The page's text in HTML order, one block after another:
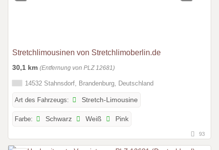
Stretchlimousinen von Stretchlimoberlin.de
30,1 km (Entfernung von PLZ 12681)
14532 Stahnsdorf, Brandenburg, Deutschland
Art des Fahrzeugs: Stretch-Limousine
Farbe: Schwarz Weiß Pink
93